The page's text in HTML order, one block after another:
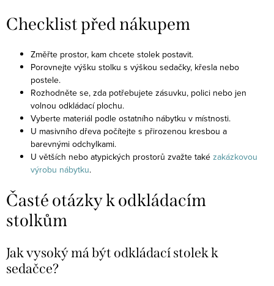
Checklist před nákupem
Změřte prostor, kam chcete stolek postavit.
Porovnejte výšku stolku s výškou sedačky, křesla nebo
postele.
Rozhodněte se, zda potřebujete zásuvku, polici nebo jen
volnou odkládací plochu.
Vyberte materiál podle ostatního nábytku v místnosti.
U masivního dřeva počítejte s přirozenou kresbou a
barevnými odchylkami.
U větších nebo atypických prostorů zvažte také zakázkovou
výrobu nábytku.
Časté otázky k odkládacím
stolkům
Jak vysoký má být odkládací stolek k
sedačce?